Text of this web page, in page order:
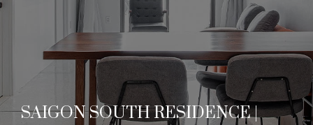
SAIGON SOUTH RESIDENCE |